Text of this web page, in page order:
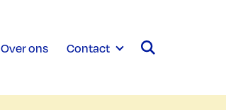
Over ons Contact